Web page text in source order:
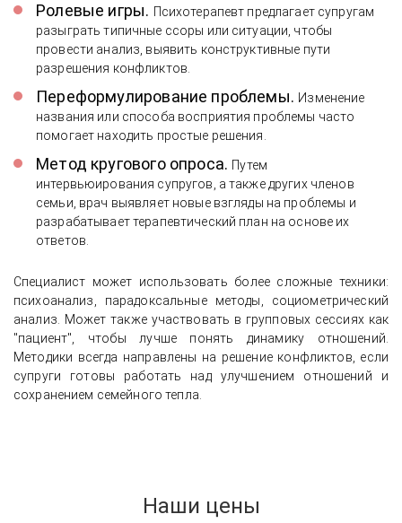
Ролевые игры. Психотерапевт предлагает супругам
разыграть типичные ссоры или ситуации, чтобы
провести анализ, выявить конструктивные пути
разрешения конфликтов.
Переформулирование проблемы. Изменение
названия или способа восприятия проблемы часто
помогает находить простые решения.
Метод кругового опроса. Путем
интервьюирования супругов, а также других членов
семьи, врач выявляет новые взгляды на проблемы и
разрабатывает терапевтический план на основе их
ответов.
Специалист может использовать более сложные техники:
психоанализ, парадоксальные методы, социометрический
анализ. Может также участвовать в групповых сессиях как
"пациент", чтобы лучше понять динамику отношений.
Методики всегда направлены на решение конфликтов, если
супруги готовы работать над улучшением отношений и
сохранением семейного тепла.
Наши цены